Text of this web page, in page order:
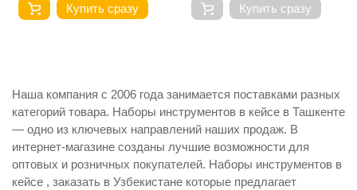
Купить сразу Купить сразу
Наша компания с 2006 года занимается поставками разных
категорий товара. Наборы инструментов в кейсе в Ташкенте
— одно из ключевых направлений наших продаж. В
интернет-магазине созданы лучшие возможности для
оптовых и розничных покупателей. Наборы инструментов в
кейсе , заказать в Узбекистане которые предлагает